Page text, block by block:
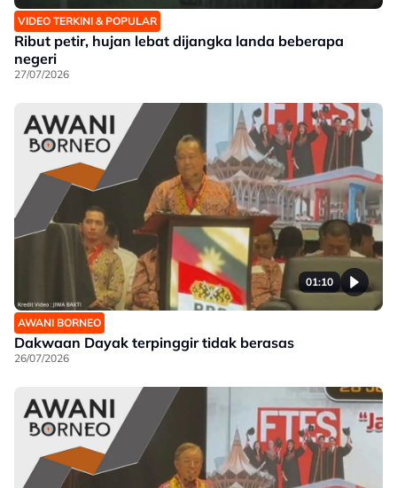
VIDEO TERKINI & POPULAR
Ribut petir, hujan lebat dijangka landa beberapa
negeri
27/07/2026
01:10
AWANI BORNEO
Dakwaan Dayak terpinggir tidak berasas
26/07/2026